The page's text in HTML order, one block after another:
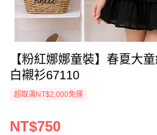
【粉紅娜娜童裝】春夏大
白襯衫67110
超取滿NT$2,000免運
NT$750